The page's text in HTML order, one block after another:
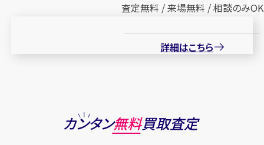
査定無料 / 来場無料 / 相談のみOK
詳細はこちら
カンタン無料買取査定